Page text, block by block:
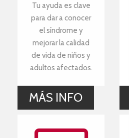
Tu ayuda es clave
para dar a conocer
el síndrome y
mejorar la calidad
de vida de niños y
adultos afectados.
MÁS INFO